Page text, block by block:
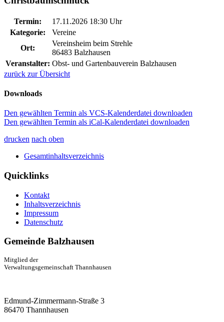
Termin:
17.11.2026 18:30 Uhr
Kategorie:
Vereine
Ort:
Vereinsheim beim Strehle
86483 Balzhausen
Veranstalter: Obst- und Gartenbauverein Balzhausen
zurück zur Übersicht
Downloads
Den gewählten Termin als VCS-Kalenderdatei downloaden
Den gewählten Termin als iCal-Kalenderdatei downloaden
drucken nach oben
Gesamtinhaltsverzeichnis
Quicklinks
Kontakt
Inhaltsverzeichnis
Impressum
Datenschutz
Gemeinde Balzhausen
Mitglied der
Verwaltungsgemeinschaft Thannhausen
Edmund-Zimmermann-Straße 3
86470 Thannhausen